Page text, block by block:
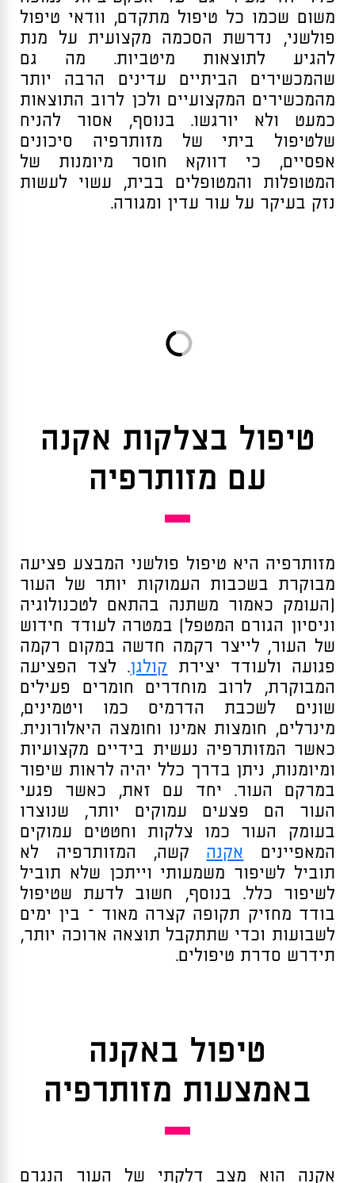
משום שכמו כל טיפול מתקדם, וודאי טיפול
פולשני, נדרשת הסכמה מקצועית על מנת
להגיע לתוצאות מיטביות. מה גם
שהמכשירים הביתיים עדינים הרבה יותר
מהמכשירים המקצועיים ולכן לרוב התוצאות
כמעט ולא יורגשו. בנוסף, אסור להניח
שלטיפול ביתי של מזותרפיה סיכונים
אפסיים, כי דווקא חוסר מיומנות של
המטופלות והמטופלים בבית, עשוי לעשות
נזק בעיקר על עור עדין ומגורה.
טיפול בצלקות אקנה
עם מזותרפיה
מזותרפיה היא טיפול פולשני המבצע פציעה
מבוקרת בשכבות העמוקות יותר של העור
(העומק כאמור משתנה בהתאם לטכנולוגיה
וניסיון הגורם המטפל) במטרה לעודד חידוש
של העור, לייצר רקמה חדשה במקום רקמה
פגועה ולעודד יצירת קולגן. לצד הפציעה
המבוקרת, לרוב מוחדרים חומרים פעילים
שונים לשכבת הדרמיס כמו ויטמינים,
מינרלים, חומצות אמינו וחומצה היאלורונית.
כאשר המזותרפיה נעשית בידיים מקצועיות
ומיומנות, ניתן בדרך כלל יהיה לראות שיפור
במרקם העור. יחד עם זאת, כאשר פגעי
העור הם פצעים עמוקים יותר, שנוצרו
בעומק העור כמו צלקות וחטטים עמוקים
המאפיינים
אקנה קשה, המזותרפיה לא
תוביל לשיפור משמעותי וייתכן שלא תוביל
לשיפור כלל. בנוסף, חשוב לדעת שטיפול
בודד מחזיק תקופה קצרה מאוד – בין ימים
לשבועות וכדי שתתקבל תוצאה ארוכה יותר,
תידרש סדרת טיפולים.
טיפול באקנה
באמצעות מזותרפיה
אקנה הוא מצב דלקתי של העור הנגרם